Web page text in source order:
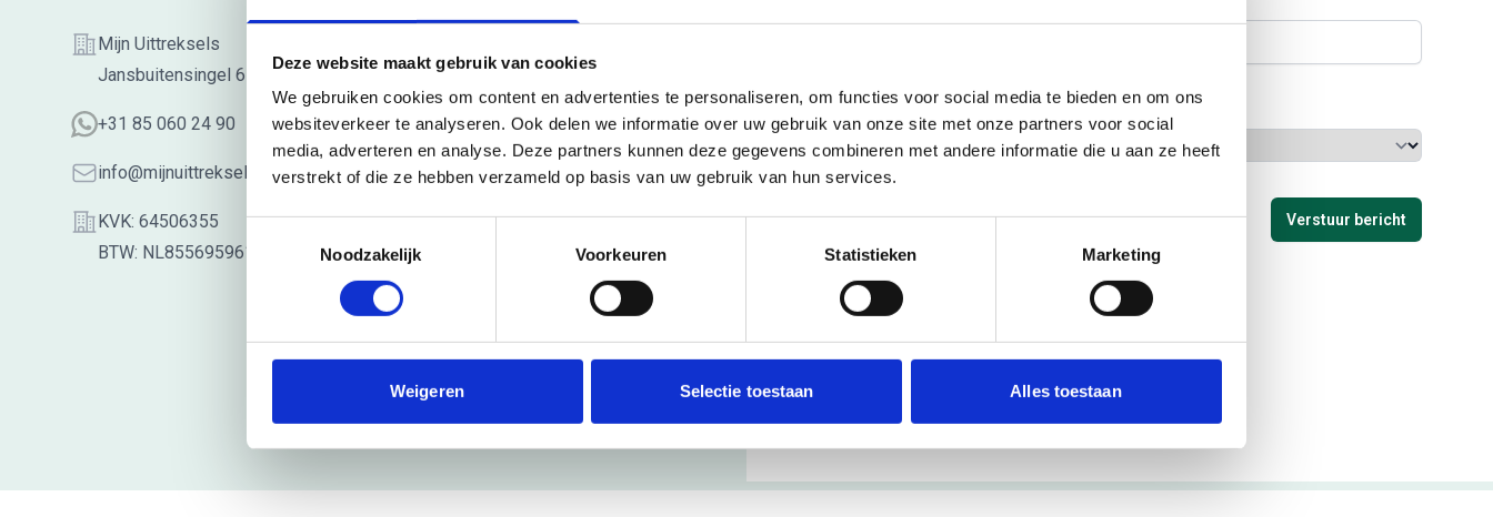
Deze website maakt gebruik van cookies
We gebruiken cookies om content en advertenties te personaliseren, om functies voor social media te bieden en om ons
websiteverkeer te analyseren. Ook delen we informatie over uw gebruik van onze site met onze partners voor social
media, adverteren en analyse. Deze partners kunnen deze gegevens combineren met andere informatie die u aan ze heeft
verstrekt of die ze hebben verzameld op basis van uw gebruik van hun services.
Noodzakelijk
Voorkeuren Statistieken Marketing
Weigeren Selectie toestaan Alles toestaan
AdresMijn Uittreksels
Jansbuitensingel 6-3, 6811AA, Arnhem
WhatsApp
+31 85 060 24 90
Emailinfo@mijnuittreksels.nl
BedrijfKVK: 64506355
BTW: NL855695961B01
Onderwerp*
Verstuur bericht